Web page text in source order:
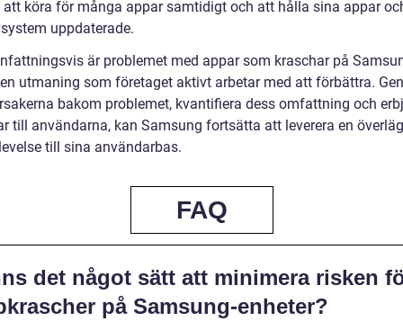
köra för många appar samtidigt och att hålla sina appar
uppdaterade.
är problemet med appar som kraschar på
utmaning som företaget aktivt arbetar med att förbättra.
bakom problemet, kvantifiera dess omfattning och
till användarna, kan Samsung fortsätta att leverera en
till sina användarbas.
FAQ
det något sätt att minimera risken
på Samsung-enheter?